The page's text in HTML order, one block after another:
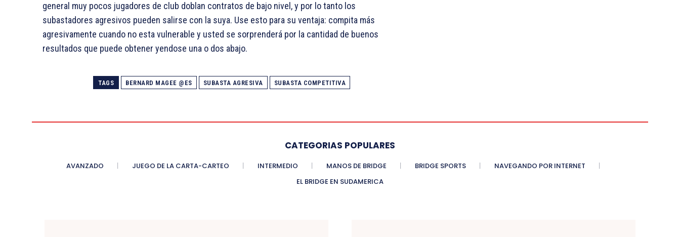
general muy pocos jugadores de club doblan contratos de bajo nivel, y por lo tanto los
subastadores agresivos pueden salirse con la suya. Use esto para su ventaja: compita más
agresivamente cuando no esta vulnerable y usted se sorprenderá por la cantidad de buenos
resultados que puede obtener yendose una o dos abajo.
TAGS BERNARD MAGEE @ES SUBASTA AGRESIVA SUBASTA COMPETITIVA
CATEGORIAS POPULARES
AVANZADO JUEGO DE LA CARTA-CARTEO INTERMEDIO MANOS DE BRIDGE BRIDGE SPORTS
NAVEGANDO POR INTERNET
EL BRIDGE EN SUDAMERICA